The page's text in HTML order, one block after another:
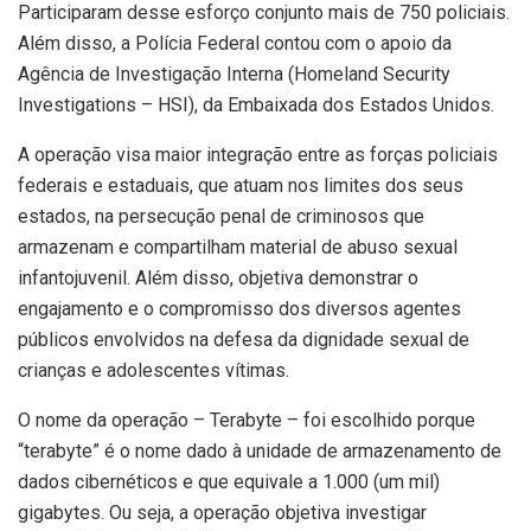
Participaram desse esforço conjunto mais de 750 policiais.
Além disso, a Polícia Federal contou com o apoio da
Agência de Investigação Interna (Homeland Security
Investigations – HSI), da Embaixada dos Estados Unidos.
A operação visa maior integração entre as forças policiais
federais e estaduais, que atuam nos limites dos seus
estados, na persecução penal de criminosos que
armazenam e compartilham material de abuso sexual
infantojuvenil. Além disso, objetiva demonstrar o
engajamento e o compromisso dos diversos agentes
públicos envolvidos na defesa da dignidade sexual de
crianças e adolescentes vítimas.
O nome da operação – Terabyte – foi escolhido porque
“terabyte” é o nome dado à unidade de armazenamento de
dados cibernéticos e que equivale a 1.000 (um mil)
gigabytes. Ou seja, a operação objetiva investigar